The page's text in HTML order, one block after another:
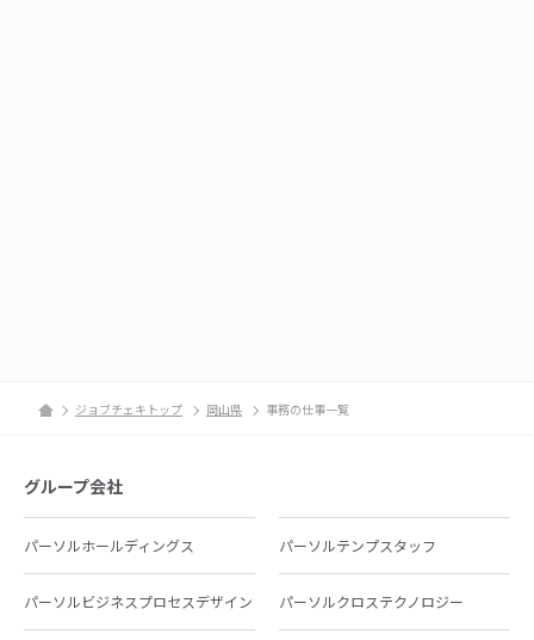
ジョブチェキトップ 岡山県 事務の仕事一覧
グループ会社
パーソルホールディングス パーソルテンプスタッフ
パーソルビジネスプロセスデザイン パーソルクロステクノロジー